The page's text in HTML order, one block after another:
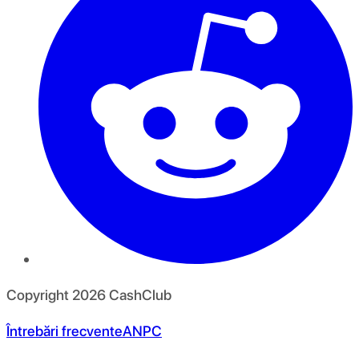
Copyright 2026CashClub
Întrebări frecventeANPC